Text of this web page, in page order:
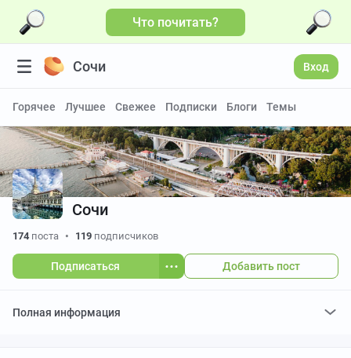
Что почитать?
Сочи Вход
Горячее Лучшее Свежее Подписки Блоги Темы
Сочи
174 поста • 119 подписчиков
Подписаться Добавить пост
Полная информация
Больше видео